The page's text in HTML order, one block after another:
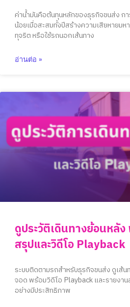
ค่าน้ำมันคือต้นทุนหลักของธุรกิจขนส่ง ก
น้อยเมื่อสะสมทั้งปีสร้างความเสียหายมห
ทุจริต หรือใช้รถนอกเส้นทาง
อ่านต่อ »
ดูประวัติเดินทางย้อนหลั
สรุปและวิดีโอ Playback
ระบบติดตามรถสำหรับธุรกิจขนส่ง ดูเส้น
จอด พร้อมวิดีโอ Playback และรายงา
อย่างมีประสิทธิภาพ